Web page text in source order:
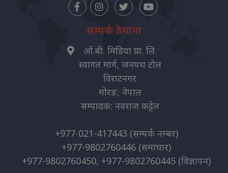
सम्पर्क ठेगाना
ओ.बी. मिडिया प्रा. लि.
स्वागत मार्ग, जनपथ टोल
विराटनगर
मोरङ, नेपाल
सम्पादक: नवराज कट्टेल
+977-021-417443 (सम्पर्क नम्बर)
+977-9802760446 (समाचार)
+977-9802760450, +977-9802760445 (विज्ञापन)